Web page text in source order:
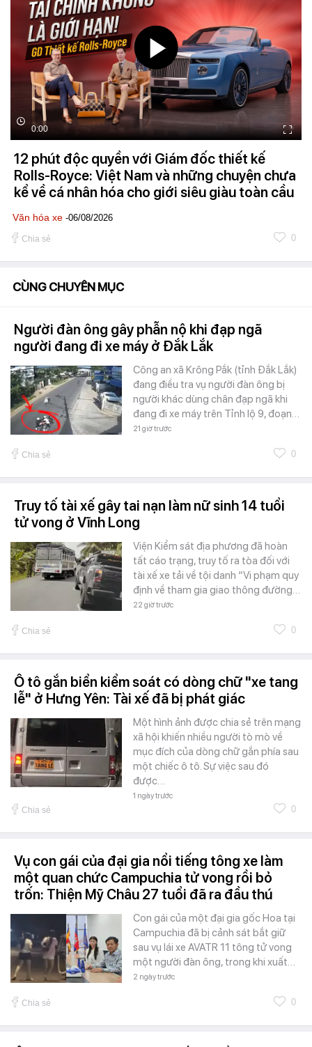
0:00
12 phút độc quyền với Giám đốc thiết kế
Rolls-Royce: Việt Nam và những chuyện chưa
kể về cá nhân hóa cho giới siêu giàu toàn cầu
Văn hóa xe -06/08/2026
Chia sẻ 0
CÙNG CHUYÊN MỤC
Người đàn ông gây phẫn nộ khi đạp ngã
người đang đi xe máy ở Đắk Lắk
Công an xã Krông Pắk (tỉnh Đắk Lắk)
đang điều tra vụ người đàn ông bị
người khác dùng chân đạp ngã khi
đang đi xe máy trên Tỉnh lộ 9, đoạn…
21 giờ trước
Chia sẻ 0
Truy tố tài xế gây tai nạn làm nữ sinh 14 tuổi
tử vong ở Vĩnh Long
Viện Kiểm sát địa phương đã hoàn
tất cáo trạng, truy tố ra tòa đối với
tài xế xe tải về tội danh “Vi phạm quy
định về tham gia giao thông đường…
22 giờ trước
Chia sẻ 0
Ô tô gắn biển kiểm soát có dòng chữ "xe tang
lễ" ở Hưng Yên: Tài xế đã bị phát giác
Một hình ảnh được chia sẻ trên mạng
xã hội khiến nhiều người tò mò về
mục đích của dòng chữ gắn phía sau
một chiếc ô tô. Sự việc sau đó
được…
1 ngày trước
Chia sẻ 0
Vụ con gái của đại gia nổi tiếng tông xe làm
một quan chức Campuchia tử vong rồi bỏ
trốn: Thiện Mỹ Châu 27 tuổi đã ra đầu thú
Con gái của một đại gia gốc Hoa tại
Campuchia đã bị cảnh sát bắt giữ
sau vụ lái xe AVATR 11 tông tử vong
một người đàn ông, trong khi xuất…
2 ngày trước
Chia sẻ 0